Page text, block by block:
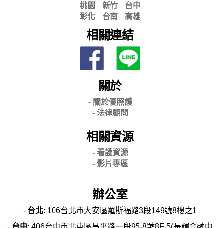
桃園
新竹
台中
彰化
台南 高雄
相關連結
關於
- 關於優照護
- 法律顧問
相關資源
- 看護資源
- 影片專區
辦公室
- 台北: 106台北市大安區羅斯福路3段149號8樓之1
- 台中: 406台中市北屯區昌平路一段95-8號8F-5(長輝金融中